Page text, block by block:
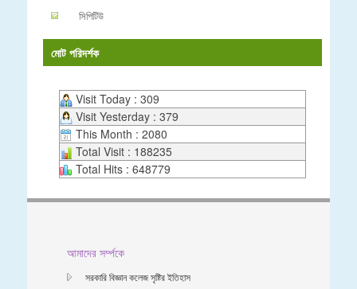
সিপিটিউ
মোট পরিদর্শক
Visit Today : 309
Visit Yesterday : 379
This Month : 2080
Total Visit : 188235
Total Hits : 648779
আমাদের সর্ম্পকে
সরকারি বিজ্ঞান কলেজ সৃষ্টির ইতিহাস